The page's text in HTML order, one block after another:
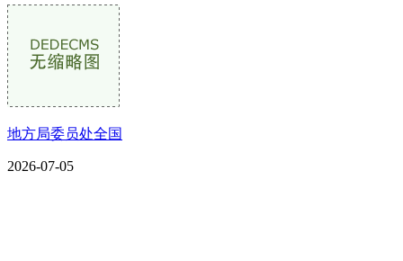
地方局委员处全国
2026-07-05